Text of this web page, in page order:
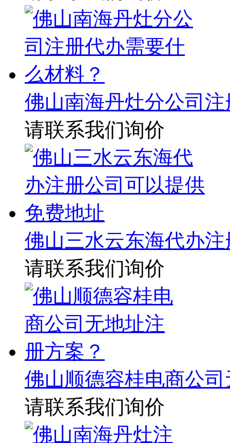
佛山南海丹灶分公司
请联系我们询价
佛山三水云东海代办
请联系我们询价
佛山顺德容桂电商公
请联系我们询价